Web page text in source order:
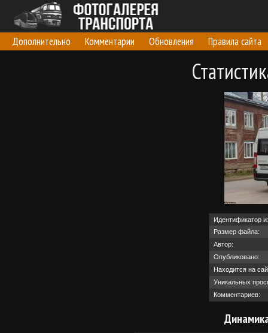
Дополнительно Комментарии Обновления Правила сайта
Идентификатор
Размер файла:
Автор:
Опубликовано:
Находится на
Уникальных
Комментариев: